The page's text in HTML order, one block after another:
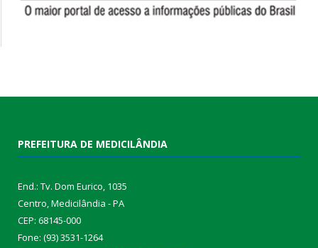
PREFEITURA DE MEDICILÂNDIA
End.: Tv. Dom Eurico, 1035
Centro, Medicilândia - PA
CEP: 68145-000
Fone: (93) 3531-1264